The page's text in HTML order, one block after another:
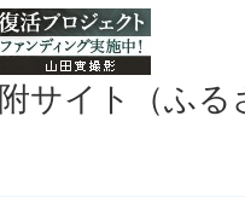
サイト（ふ